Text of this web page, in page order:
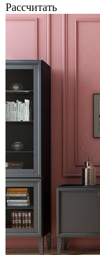
Рассчитать